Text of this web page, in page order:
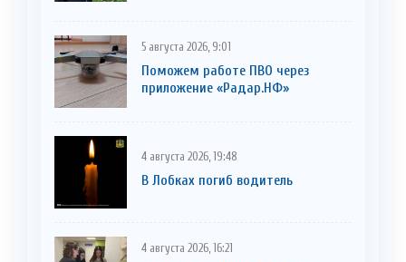
5 августа 2026, 9:01
Поможем работе ПВО через
приложение «Радар.НФ»
4 августа 2026, 19:48
В Лобках погиб водитель
4 августа 2026, 16:21